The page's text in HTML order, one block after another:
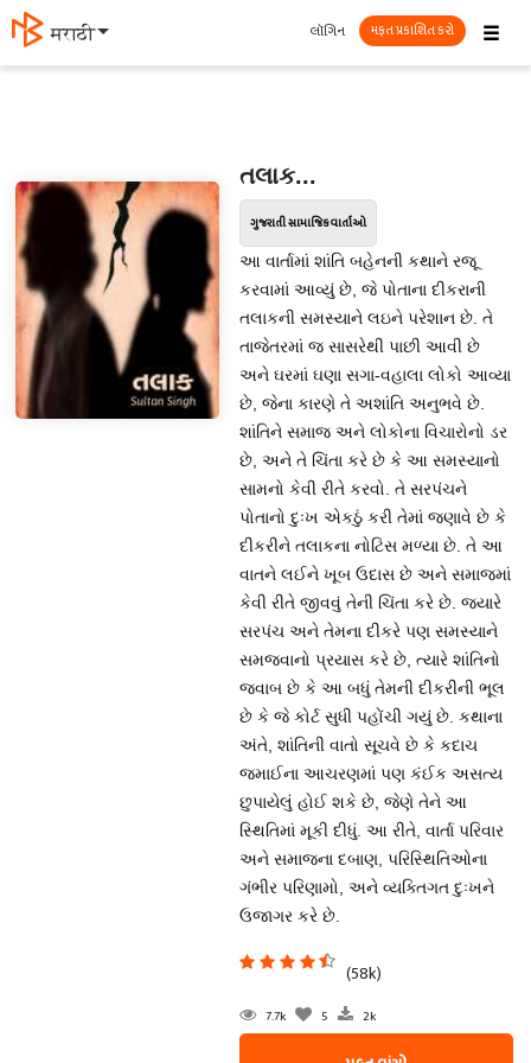
मराठी ☰
લૉગિન મફત પ્રકાશિત કરો
તલાક...
ગુજરાતી સામાજિક વાર્તાઓ
આ વાર્તામાં શાંતિ બહેનની કથાને રજૂ
કરવામાં આવ્યું છે, જે પોતાના દીકરાની
તલાકની સમસ્યાને લઇને પરેશાન છે. તે
તાજેતરમાં જ સાસરેથી પાછી આવી છે
અને ઘરમાં ઘણા સગા-વહાલા લોકો આવ્યા
છે, જેના કારણે તે અશાંતિ અનુભવે છે.
શાંતિને સમાજ અને લોકોના વિચારોનો ડર
છે, અને તે ચિંતા કરે છે કે આ સમસ્યાનો
સામનો કેવી રીતે કરવો. તે સરપંચને
પોતાનો દુઃખ એકઠું કરી તેમાં જણાવે છે કે
દીકરીને તલાકના નોટિસ મળ્યા છે. તે આ
વાતને લઈને ખૂબ ઉદાસ છે અને સમાજમાં
કેવી રીતે જીવવું તેની ચિંતા કરે છે. જ્યારે
સરપંચ અને તેમના દીકરે પણ સમસ્યાને
સમજવાનો પ્રયાસ કરે છે, ત્યારે શાંતિનો
જવાબ છે કે આ બધું તેમની દીકરીની ભૂલ
છે કે જે કોર્ટ સુધી પહોંચી ગયું છે. કથાના
અંતે, શાંતિની વાતો સૂચવે છે કે કદાચ
જમાઈના આચરણમાં પણ કંઈક અસત્ય
છુપાયેલું હોઈ શકે છે, જેણે તેને આ
સ્થિતિમાં મૂકી દીધું. આ રીતે, વાર્તા પરિવાર
અને સમાજના દબાણ, પરિસ્થિતિઓના
ગંભીર પરિણામો, અને વ્યક્તિગત દુઃખને
ઉજાગર કરે છે.
(58k)
7.7k 5 2k